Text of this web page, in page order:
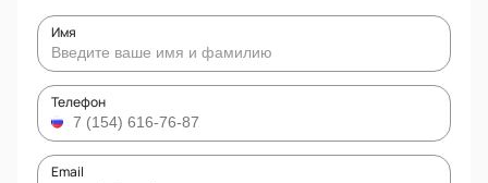
Имя
Телефон
Email